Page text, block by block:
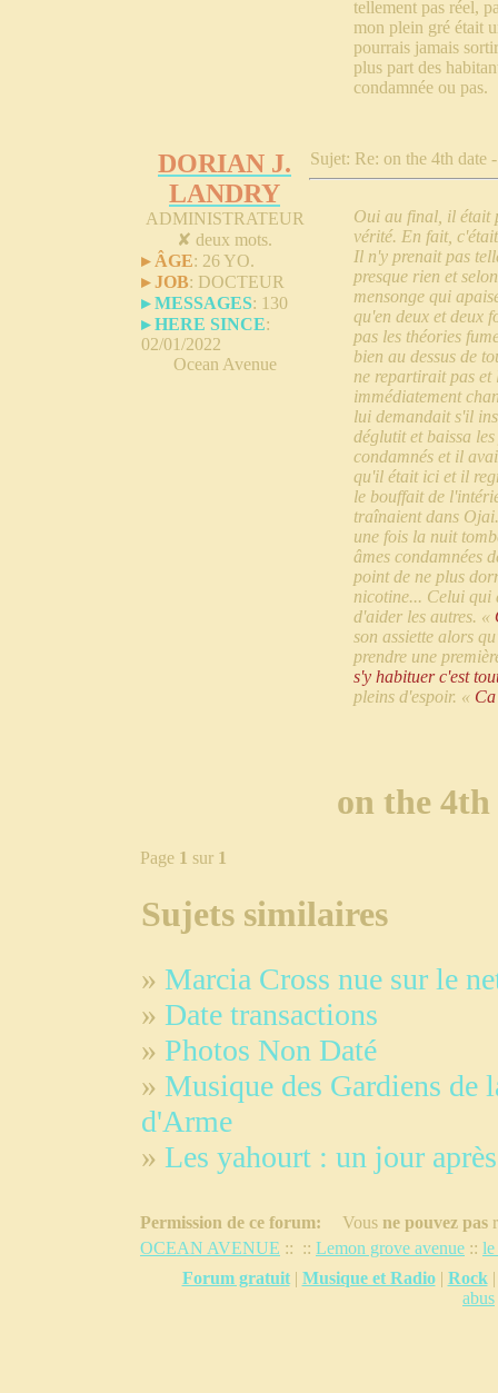
tellement pas réel,
mon plein gré était
pourrais jamais
plus part des
condamnée ou pas.
DORIAN J.
LANDRY
ADMINISTRATEUR
✘ deux mots.
▸ ÂGE: 26 YO.
▸ JOB: DOCTEUR
▸ MESSAGES: 130
▸ HERE SINCE:
02/01/2022
Ocean Avenue
Sujet: Re: on the 4th date
Oui au final, il était
vérité. En fait,
Il n'y prenait pas
presque rien et
mensonge qui
qu'en deux et deux
pas les théories
bien au dessus de
ne repartirait pas et
immédiatement
lui demandait s'il
déglutit et baissa
condamnés et il
qu'il était ici et il
le bouffait de
traînaient dans
une fois la nuit
âmes condamnées
point de ne plus
nicotine... Celui qui
d'aider les autres. «
son assiette alors
prendre une
s'y habituer c'est
pleins d'espoir. «
on the
Page 1 sur 1
Sujets similaires
» Marcia Cross nue sur le
» Date transactions
» Photos Non Daté
» Musique des Gardiens de
d'Arme
» Les yahourt : un jour
Permission de ce forum: Vous ne pouvez pas
OCEAN AVENUE :: :: Lemon grove avenue :: le
Forum gratuit| Musique et Radio| Rock
abus